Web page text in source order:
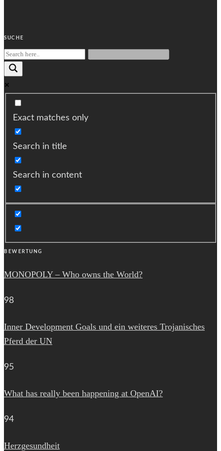
SUCHE
Exact matches only
Search in title
Search in content
BEWERTUNG
MONOPOLY – Who owns the World?
98
Inner Development Goals und ein weiteres Trojanisches
Pferd der UN
95
What has really been happening at OpenAI?
94
Herzgesundheit